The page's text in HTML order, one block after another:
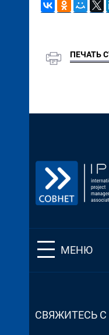
ПЕЧАТЬ
МЕНЮ
СВЯЖИТЕСЬ